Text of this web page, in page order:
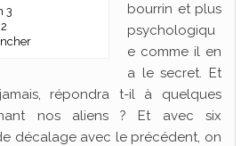
3
bourrin et plus
psychologiqu
e comme il en
a le secret. Et
répondra t-il à quelques
nos aliens ? Et avec six
décalage avec le précédent, on